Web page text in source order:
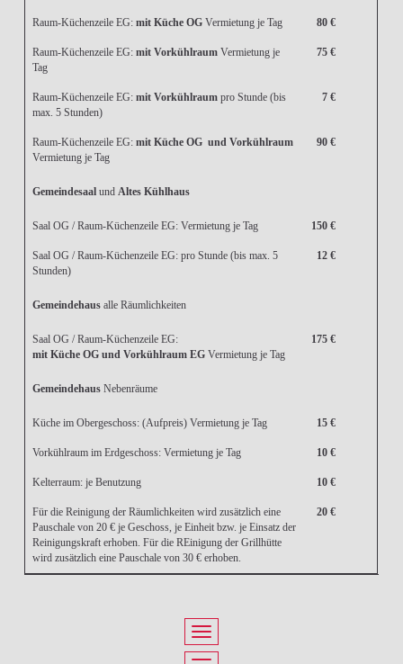
Raum-Küchenzeile EG:mit Küche OG Vermietung je Tag 80 €
Raum-Küchenzeile EG:mit VorkühlraumVermietung je
Tag
75 €
Raum-Küchenzeile EG: mit Vorkühlraumpro Stunde (bis
max. 5 Stunden)
7 €
Raum-Küchenzeile EG:mit Küche OG und Vorkühlraum
Vermietung je Tag
90 €
GemeindesaalundAltes Kühlhaus
Saal OG / Raum-Küchenzeile EG: Vermietung je Tag 150 €
Saal OG / Raum-Küchenzeile EG: pro Stunde (bis max. 5
Stunden)
12 €
Gemeindehaus alle Räumlichkeiten
Saal OG / Raum-Küchenzeile EG:
mit Küche OG und Vorkühlraum EGVermietung je Tag
175 €
Gemeindehaus Nebenräume
Küche im Obergeschoss: (Aufpreis) Vermietung je Tag 15 €
Vorkühlraum im Erdgeschoss: Vermietung je Tag 10 €
Kelterraum: je Benutzung 10 €
Für die Reinigung der Räumlichkeiten wird zusätzlich eine
Pauschale von 20 € je Geschoss, je Einheit bzw. je Einsatz der
Reinigungskraft erhoben. Für die REinigung der Grillhütte
wird zusätzlich eine Pauschale von 30 € erhoben.
20 €